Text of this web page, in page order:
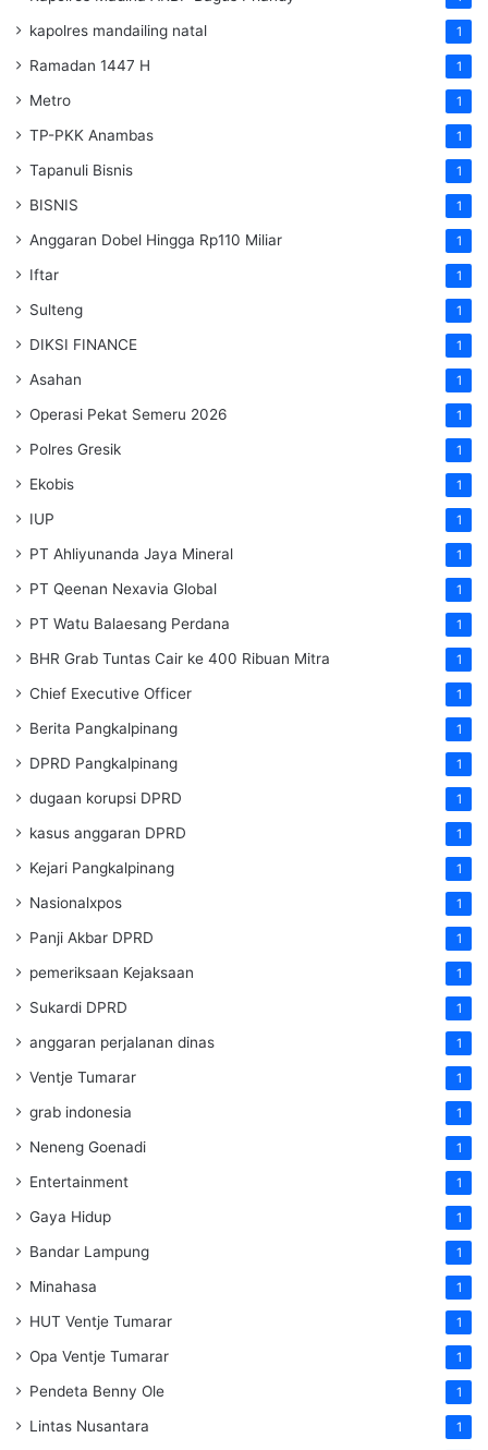
kapolres mandailing natal 1
Ramadan 1447 H 1
Metro 1
TP-PKK Anambas 1
Tapanuli Bisnis 1
BISNIS 1
Anggaran Dobel Hingga Rp110 Miliar 1
Iftar 1
Sulteng 1
DIKSI FINANCE 1
Asahan 1
Operasi Pekat Semeru 2026 1
Polres Gresik 1
Ekobis 1
IUP 1
PT Ahliyunanda Jaya Mineral 1
PT Qeenan Nexavia Global 1
PT Watu Balaesang Perdana 1
BHR Grab Tuntas Cair ke 400 Ribuan Mitra 1
Chief Executive Officer 1
Berita Pangkalpinang 1
DPRD Pangkalpinang 1
dugaan korupsi DPRD 1
kasus anggaran DPRD 1
Kejari Pangkalpinang 1
Nasionalxpos 1
Panji Akbar DPRD 1
pemeriksaan Kejaksaan 1
Sukardi DPRD 1
anggaran perjalanan dinas 1
Ventje Tumarar 1
grab indonesia 1
Neneng Goenadi 1
Entertainment 1
Gaya Hidup 1
Bandar Lampung 1
Minahasa 1
HUT Ventje Tumarar 1
Opa Ventje Tumarar 1
Pendeta Benny Ole 1
Lintas Nusantara 1